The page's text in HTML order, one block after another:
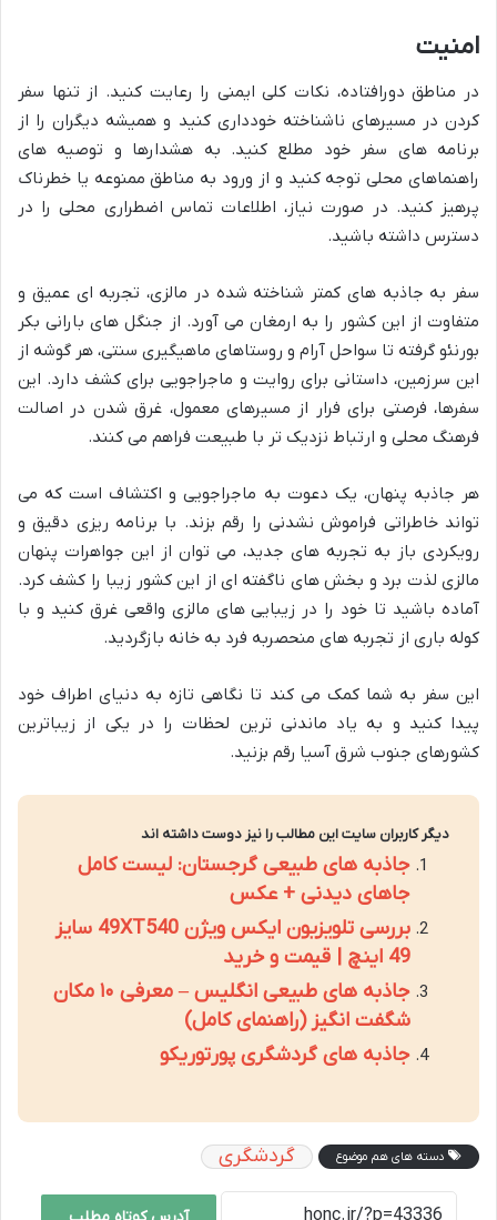
امنیت
در مناطق دورافتاده، نکات کلی ایمنی را رعایت کنید. از تنها سفر
کردن در مسیرهای ناشناخته خودداری کنید و همیشه دیگران را از
برنامه های سفر خود مطلع کنید. به هشدارها و توصیه های
راهنماهای محلی توجه کنید و از ورود به مناطق ممنوعه یا خطرناک
پرهیز کنید. در صورت نیاز، اطلاعات تماس اضطراری محلی را در
دسترس داشته باشید.
سفر به جاذبه های کمتر شناخته شده در مالزی، تجربه ای عمیق و
متفاوت از این کشور را به ارمغان می آورد. از جنگل های بارانی بکر
بورنئو گرفته تا سواحل آرام و روستاهای ماهیگیری سنتی، هر گوشه از
این سرزمین، داستانی برای روایت و ماجراجویی برای کشف دارد. این
سفرها، فرصتی برای فرار از مسیرهای معمول، غرق شدن در اصالت
فرهنگ محلی و ارتباط نزدیک تر با طبیعت فراهم می کنند.
هر جاذبه پنهان، یک دعوت به ماجراجویی و اکتشاف است که می
تواند خاطراتی فراموش نشدنی را رقم بزند. با برنامه ریزی دقیق و
رویکردی باز به تجربه های جدید، می توان از این جواهرات پنهان
مالزی لذت برد و بخش های ناگفته ای از این کشور زیبا را کشف کرد.
آماده باشید تا خود را در زیبایی های مالزی واقعی غرق کنید و با
کوله باری از تجربه های منحصربه فرد به خانه بازگردید.
این سفر به شما کمک می کند تا نگاهی تازه به دنیای اطراف خود
پیدا کنید و به یاد ماندنی ترین لحظات را در یکی از زیباترین
کشورهای جنوب شرق آسیا رقم بزنید.
دیگر کاربران سایت این مطالب را نیز دوست داشته اند
جاذبه های طبیعی گرجستان: لیست کامل
جاهای دیدنی + عکس
بررسی تلویزیون ایکس ویژن 49XT540 سایز
49 اینچ | قیمت و خرید
جاذبه های طبیعی انگلیس – معرفی ۱۰ مکان
شگفت انگیز (راهنمای کامل)
جاذبه های گردشگری پورتوریکو
دسته های هم موضوع گردشگری